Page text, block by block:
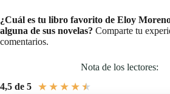
¿Cuál es tu libro favorito de Eloy
alguna de sus novelas? Comparte tu
comentarios.
Nota de los lectores:
4,5 de 5
★ ★ ★ ★ ★